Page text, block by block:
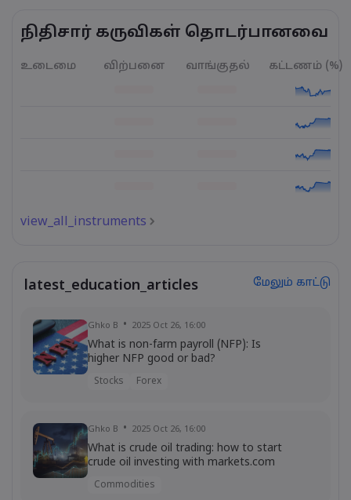
நிதிசார் கருவிகள் தொடர்பானவை
உடைமை விற்பனை வாங்குதல் கட்டணம் (%)
view_all_instruments
latest_education_articles மேலும் காட்டு
Ghko B 2025 Oct 26, 16:00
What is non-farm payroll (NFP): Is
higher NFP good or bad?
Stocks Forex
Ghko B 2025 Oct 26, 16:00
What is crude oil trading: how to start
crude oil investing with markets.com
Commodities